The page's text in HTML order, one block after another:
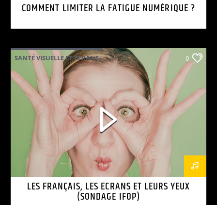
COMMENT LIMITER LA FATIGUE NUMÉRIQUE ?
SANTÉ VISUELLE ET ÉCRANS 0
LES FRANÇAIS, LES ÉCRANS ET LEURS YEUX
(SONDAGE IFOP)